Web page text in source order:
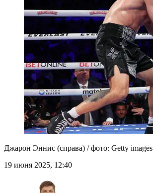
Джарон Эннис (справа) / фото: Getty images
19 июня 2025, 12:40